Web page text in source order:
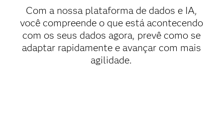
Com a nossa plataforma de dados e IA,
você compreende o que está acontecendo
com os seus dados agora, prevê como se
adaptar rapidamente e avançar com mais
agilidade.